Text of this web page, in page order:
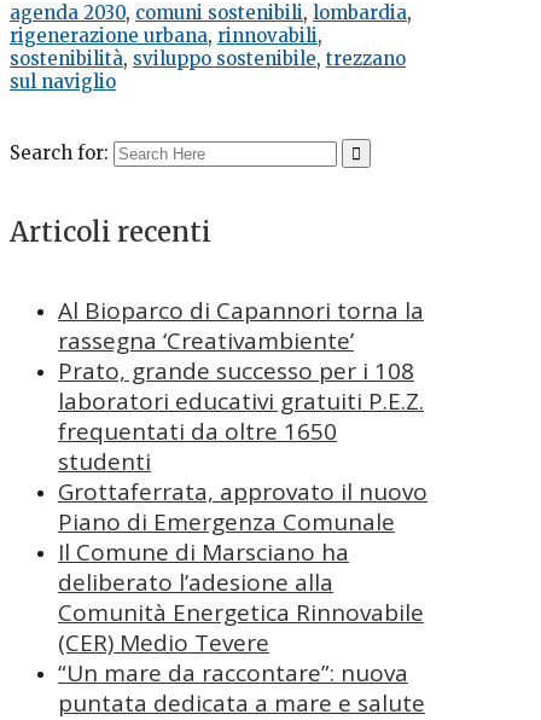
agenda 2030, comuni sostenibili, lombardia,
rigenerazione urbana, rinnovabili,
sostenibilità, sviluppo sostenibile, trezzano
sul naviglio
Search for:
Articoli recenti
Al Bioparco di Capannori torna la
rassegna ‘Creativambiente’
Prato, grande successo per i 108
laboratori educativi gratuiti P.E.Z.
frequentati da oltre 1650
studenti
Grottaferrata, approvato il nuovo
Piano di Emergenza Comunale
Il Comune di Marsciano ha
deliberato l’adesione alla
Comunità Energetica Rinnovabile
(CER) Medio Tevere
“Un mare da raccontare”: nuova
puntata dedicata a mare e salute